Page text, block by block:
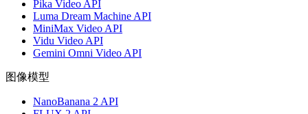
Pika Video API
Luma Dream Machine API
MiniMax Video API
Vidu Video API
Gemini Omni Video API
图像模型
NanoBanana 2 API